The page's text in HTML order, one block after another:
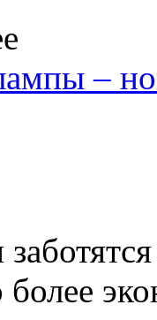
–
более